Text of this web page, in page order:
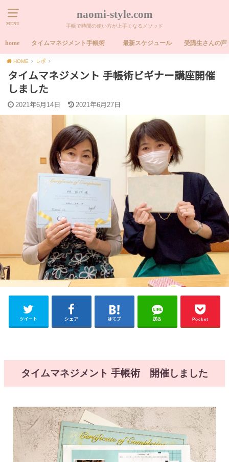
MENU
naomi-style.com
手帳で時間の使い方が上手くなるメソッド
home タイムマネジメント手帳術 最新スケジュール 受講生さんの声
HOME レポ
タイムマネジメント 手帳術ビギナー講座開催
しました
2021年6月14日 2021年6月27日
ツイート シェア はてブ 送る Pocket
タイムマネジメント 手帳術 開催しました